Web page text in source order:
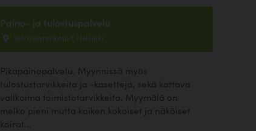
Paino- ja tulostuspalvelu
Siltasaarenkatu 1, Helsinki
Pikapainopalvelu. Myynnissä myös
tulostustarvikkeita ja -kasetteja, sekä kattava
valikoima toimistotarvikkeita. Myymälä on
melko pieni mutta kaiken kokoiset ja näköiset
koirat...